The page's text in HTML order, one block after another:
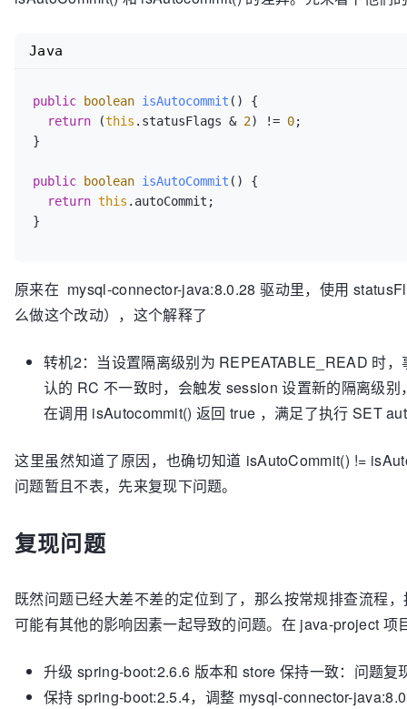
public boolean isAutocommit ()
{
return (this .statusFlags & 2) != 0;
}
public boolean isAutoCommit ()
{
return this .autoCommit;
}
Java
原来在 mysql-connector-java:8.0.28 驱动里，使用
么做这个改动），这个解释了
转机2：当设置隔离级别为 REPEATABLE_READ 时
认的 RC 不一致时，会触发 session 设置新的隔离级
在调用 isAutocommit() 返回 true ，满足了执行 SET
这里虽然知道了原因，也确切知道 isAutoCommit() !=
问题暂且不表，先来复现下问题。
复现问题
既然问题已经大差不差的定位到了，那么按常规排查流程
可能有其他的影响因素一起导致的问题。 在 java-project 项
升级 spring-boot:2.6.6 版本和 store 保持一致：问题复
保持 spring-boot:2.5.4，调整 mysql-connector-